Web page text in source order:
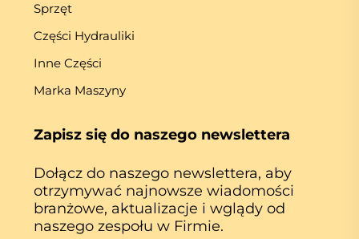
Sprzęt
Części Hydrauliki
Inne Części
Marka Maszyny
Zapisz się do naszego newslettera
Dołącz do naszego newslettera, aby
otrzymywać najnowsze wiadomości
branżowe, aktualizacje i wglądy od
naszego zespołu w Firmie.